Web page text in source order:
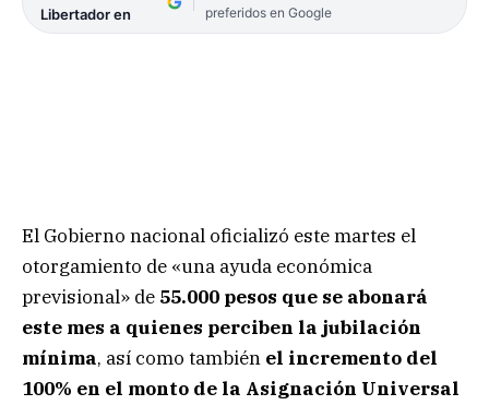
Libertador en
preferidos en Google
El Gobierno nacional oficializó este martes el
otorgamiento de «una ayuda económica
previsional» de 55.000 pesos que se abonará
este mes a quienes perciben la jubilación
mínima, así como también el incremento del
100% en el monto de la Asignación Universal